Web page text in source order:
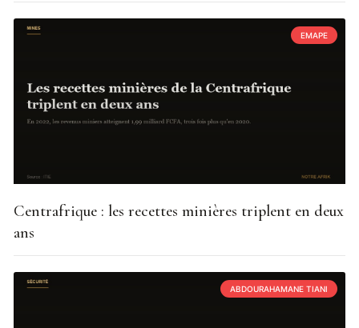
EMAPE
Centrafrique : les recettes minières triplent en deux
ans
ABDOURAHAMANE TIANI